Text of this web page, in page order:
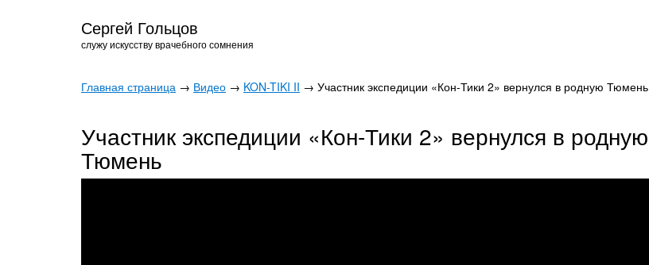
Сергей Гольцов
служу искусству врачебного сомнения
Главная страница → Видео → KON-TIKI II → Участник экспедиции «Кон-Тики 2» вернулся в родную Тюмень
Участник экспедиции «Кон-Тики 2» вернулся в родную
Тюмень